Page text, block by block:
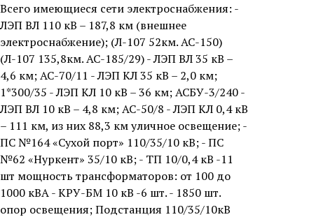
Всего имеющиеся сети электроснабжения: -
ЛЭП ВЛ 110 кВ – 187,8 км (внешнее
электроснабжение); (Л-107 52км. АС-150)
(Л-107 135,8км. АС-185/29) - ЛЭП ВЛ 35 кВ –
4,6 км; АС-70/11 - ЛЭП КЛ 35 кВ – 2,0 км;
1*300/35 - ЛЭП КЛ 10 кВ – 36 км; АСБУ-3/240 -
ЛЭП ВЛ 10 кВ – 4,8 км; АС-50/8 - ЛЭП КЛ 0,4 кВ
– 111 км, из них 88,3 км уличное освещение; -
ПС №164 «Сухой порт» 110/35/10 кВ; - ПС
№62 «Нуркент» 35/10 кВ; - ТП 10/0,4 кВ -11
шт мощность трансформаторов: от 100 до
1000 кВА - КРУ-БМ 10 кВ -6 шт. - 1850 шт.
опор освещения; Подстанция 110/35/10кВ